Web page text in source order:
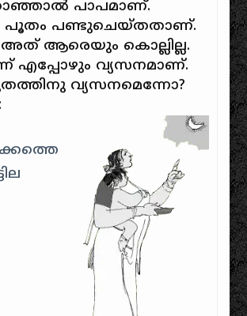
പാപമാണ്‌.
പൂതം പണ്ടുചെയ്തതാണ്‌.
ആരെയും കൊല്ലില്ല.
എപ്പോഴും വ്യസനമാണ്‌.
വ്യസനമെന്നോ?